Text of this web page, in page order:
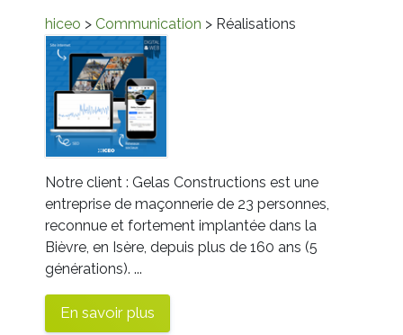
hiceo > Communication > Réalisations
Notre client : Gelas Constructions est une
entreprise de maçonnerie de 23 personnes,
reconnue et fortement implantée dans la
Bièvre, en Isère, depuis plus de 160 ans (5
générations). ...
En savoir plus